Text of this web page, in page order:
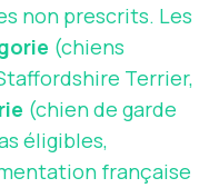
non prescrits. Les
(chiens
Terrier,
(chien de garde
éligibles,
française